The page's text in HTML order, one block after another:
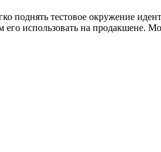
поднять тестовое окружение
использовать на продакшене.